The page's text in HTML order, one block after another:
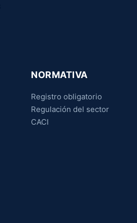
NORMATIVA
Registro obligatorio
Regulación del sector
CACI